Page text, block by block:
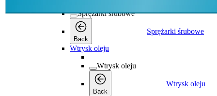
Sprężarki śrubowe
Back
Sprężarki śrubowe
Wtrysk oleju
Wtrysk oleju
Back
Wtrysk oleju